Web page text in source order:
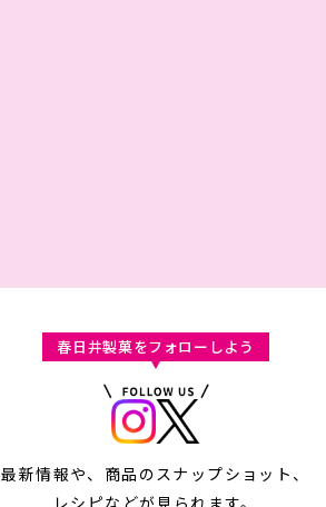
春日井製菓をフォローしよう
最新情報や、商品のスナップショット、
レシピなどが見られます。